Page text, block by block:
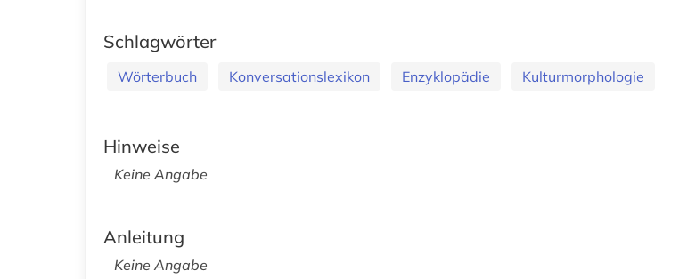
Schlagwörter
Wörterbuch Konversationslexikon Enzyklopädie Kulturmorphologie
Hinweise
Keine Angabe
Anleitung
Keine Angabe